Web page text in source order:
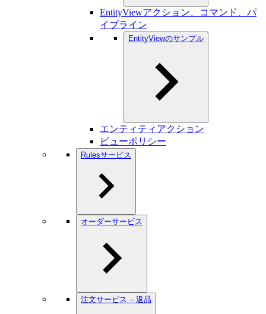
EntityViewアクション、コマンド、パ
イプライン
EntityViewのサンプル
エンティティアクション
ビューポリシー
Rulesサービス
オーダーサービス
注文サービス – 返品